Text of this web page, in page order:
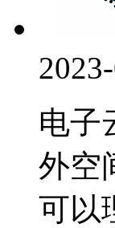
电子
外空
可以